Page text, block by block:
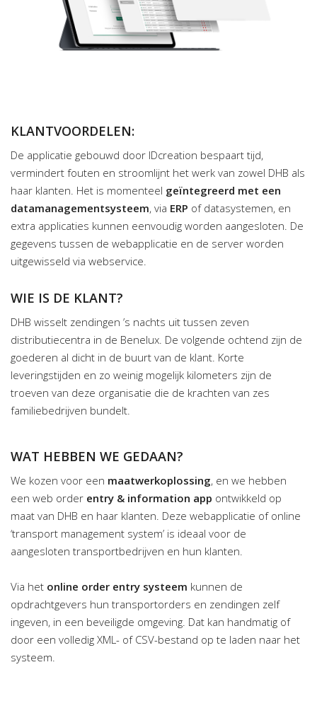
KLANTVOORDELEN:
De applicatie gebouwd door IDcreation bespaart tijd,
vermindert fouten en stroomlijnt het werk van zowel DHB als
haar klanten. Het is momenteel geïntegreerd met een
datamanagementsysteem, via ERP of datasystemen, en
extra applicaties kunnen eenvoudig worden aangesloten. De
gegevens tussen de webapplicatie en de server worden
uitgewisseld via webservice.
WIE IS DE KLANT?
DHB wisselt zendingen ’s nachts uit tussen zeven
distributiecentra in de Benelux. De volgende ochtend zijn de
goederen al dicht in de buurt van de klant. Korte
leveringstijden en zo weinig mogelijk kilometers zijn de
troeven van deze organisatie die de krachten van zes
familiebedrijven bundelt.
WAT HEBBEN WE GEDAAN?
We kozen voor een maatwerkoplossing, en we hebben
een web order entry & information app ontwikkeld op
maat van DHB en haar klanten. Deze webapplicatie of online
‘transport management system’ is ideaal voor de
aangesloten transportbedrijven en hun klanten.
Via het online order entry systeem kunnen de
opdrachtgevers hun transportorders en zendingen zelf
ingeven, in een beveiligde omgeving. Dat kan handmatig of
door een volledig XML- of CSV-bestand op te laden naar het
systeem.